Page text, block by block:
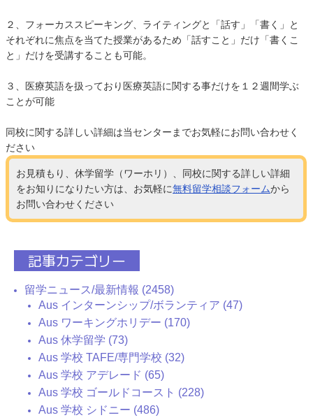
２、フォーカススピーキング、ライティングと「話す」「書く」と
それぞれに焦点を当てた授業があるため「話すこと」だけ「書くこ
と」だけを受講することも可能。
３、医療英語を扱っており医療英語に関する事だけを１２週間学ぶ
ことが可能
同校に関する詳しい詳細は当センターまでお気軽にお問い合わせく
ださい
お見積もり、休学留学（ワーホリ）、同校に関する詳しい詳細
をお知りになりたい方は、お気軽に無料留学相談フォームから
お問い合わせください
記事カテゴリー
留学ニュース/最新情報 (2458)
Aus インターンシップ/ボランティア (47)
Aus ワーキングホリデー (170)
Aus 休学留学 (73)
Aus 学校 TAFE/専門学校 (32)
Aus 学校 アデレード (65)
Aus 学校 ゴールドコースト (228)
Aus 学校 シドニー (486)